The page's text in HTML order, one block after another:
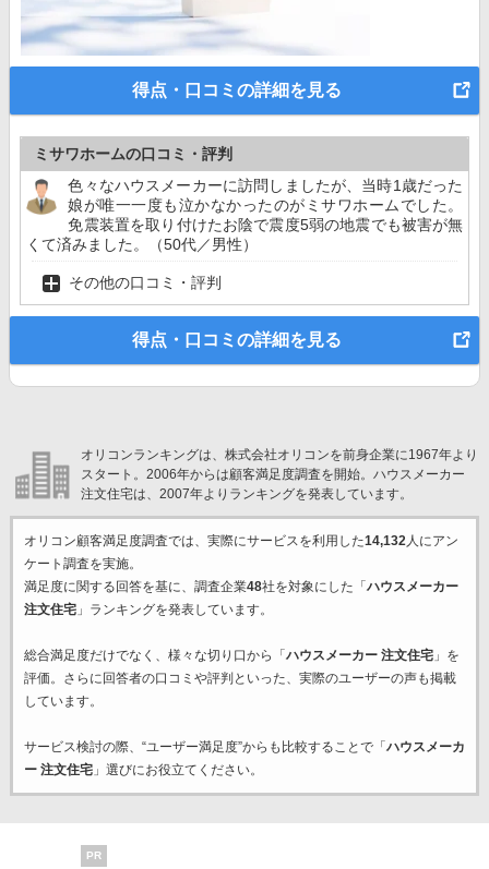
得点・口コミの詳細を見る
ミサワホームの口コミ・評判
色々なハウスメーカーに訪問しましたが、当時1歳だった
娘が唯一一度も泣かなかったのがミサワホームでした。
免震装置を取り付けたお陰で震度5弱の地震でも被害が無
くて済みました。（50代／男性）
その他の口コミ・評判
得点・口コミの詳細を見る
オリコンランキングは、株式会社オリコンを前身企業に1967年より
スタート。2006年からは顧客満足度調査を開始。ハウスメーカー
注文住宅は、2007年よりランキングを発表しています。
オリコン顧客満足度調査では、実際にサービスを利用した14,132人にアン
ケート調査を実施。
満足度に関する回答を基に、調査企業48社を対象にした「 ハウスメーカー
注文住宅」ランキングを発表しています。
総合満足度だけでなく、様々な切り口から「 ハウスメーカー 注文住宅」を
評価。さらに回答者の口コミや評判といった、実際のユーザーの声も掲載
しています。
サービス検討の際、“ユーザー満足度”からも比較することで「 ハウスメーカ
ー 注文住宅」選びにお役立てください。
PR